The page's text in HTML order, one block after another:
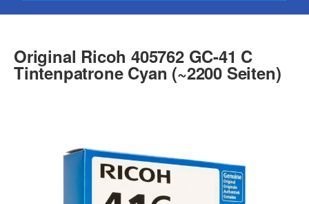
Original Ricoh 405762 GC-41 C
Tintenpatrone Cyan (~2200 Seiten)